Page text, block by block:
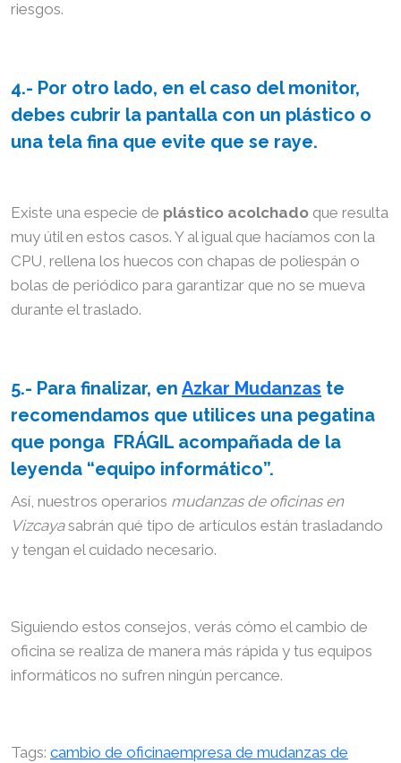
riesgos.
4.- Por otro lado, en el caso del monitor,
debes cubrir la pantalla con un plástico o
una tela fina que evite que se raye.
Existe una especie de plástico acolchado que resulta
muy útil en estos casos. Y al igual que hacíamos con la
CPU, rellena los huecos con chapas de poliespán o
bolas de periódico para garantizar que no se mueva
durante el traslado.
5.- Para finalizar, en Azkar Mudanzas te
recomendamos que utilices una pegatina
que ponga FRÁGIL acompañada de la
leyenda “equipo informático”.
Así, nuestros operarios mudanzas de oficinas en
Vizcayasabrán qué tipo de artículos están trasladando
y tengan el cuidado necesario.
Siguiendo estos consejos, verás cómo el cambio de
oficina se realiza de manera más rápida y tus equipos
informáticos no sufren ningún percance.
Tags: cambio de oficinaempresa de mudanzas de